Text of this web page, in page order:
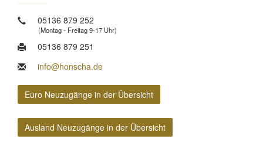
05136 879 252
(Montag - Freitag 9-17 Uhr)
05136 879 251
info@honscha.de
Euro Neuzugänge in der Übersicht
Ausland Neuzugänge in der Übersicht